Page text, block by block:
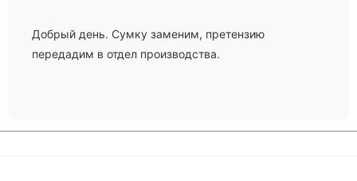
Добрый день. Сумку заменим, претензию
передадим в отдел производства.